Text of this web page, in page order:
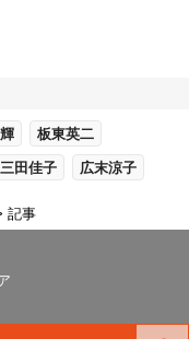
板東英二
三田佳子 広末涼子
記事